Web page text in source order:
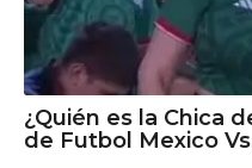
¿Quién es la Chica
de Futbol Mexico